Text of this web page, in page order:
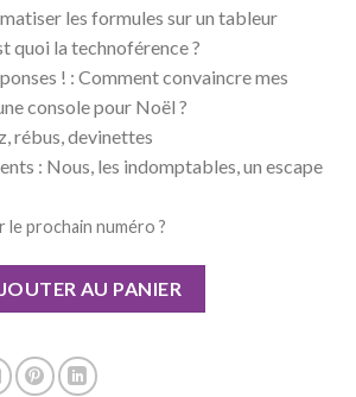
les formules sur un tableur
quoi la technoférence ?
! : Comment convaincre mes
console pour Noël ?
rébus, devinettes
: Nous, les indomptables, un escape
le prochain numéro ?
AU PANIER